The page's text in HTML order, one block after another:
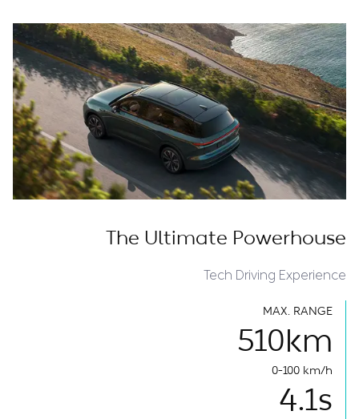
The Ultimate Powerhouse
Tech Driving Experience
0-100 km/h
4.1s
MAX. RANGE
510km